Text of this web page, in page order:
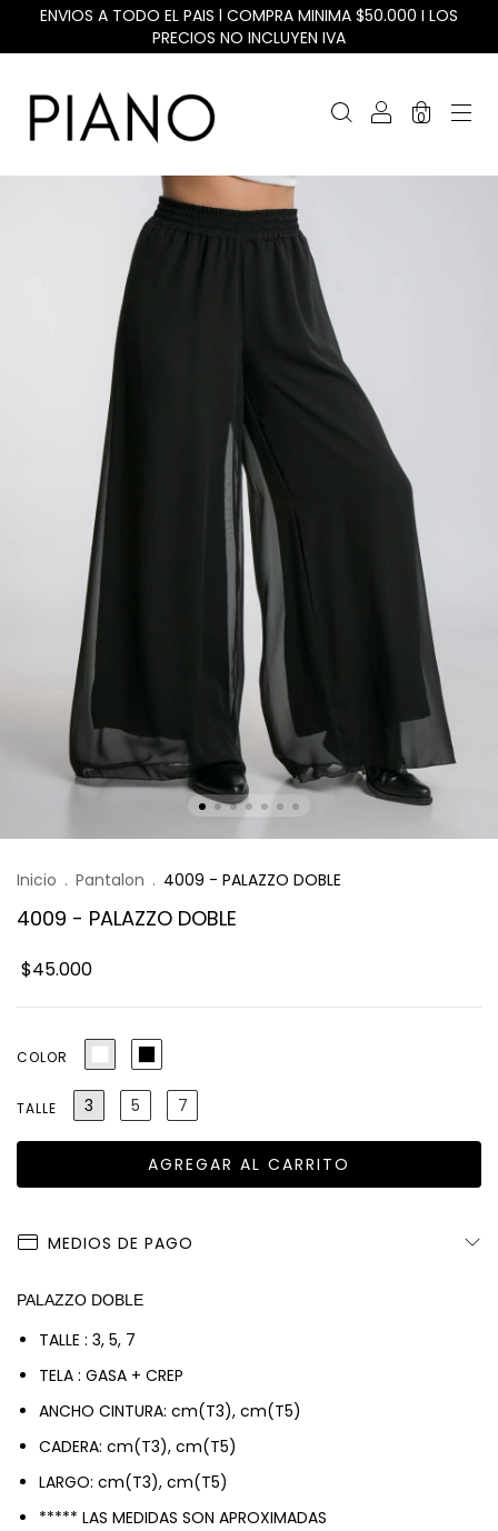
ENVIOS A TODO EL PAIS l COMPRA MINIMA $50.000 I LOS
PRECIOS NO INCLUYEN IVA
0
Inicio . Pantalon . 4009 - PALAZZO DOBLE
4009 - PALAZZO DOBLE
$45.000
COLOR
TALLE 3 5 7
MEDIOS DE PAGO
PALAZZO DOBLE
TALLE : 3, 5, 7
TELA : GASA + CREP
ANCHO CINTURA: cm(T3), cm(T5)
CADERA: cm(T3), cm(T5)
LARGO: cm(T3), cm(T5)
***** LAS MEDIDAS SON APROXIMADAS